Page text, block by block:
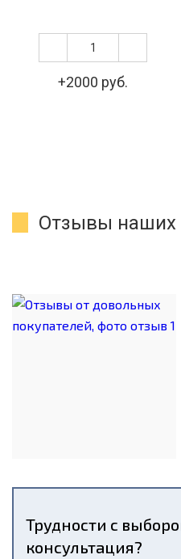
+2000 руб.
Отзывы наших
Трудности с
консультация?